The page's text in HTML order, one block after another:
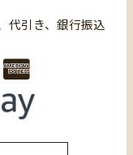
代引き、銀行振込